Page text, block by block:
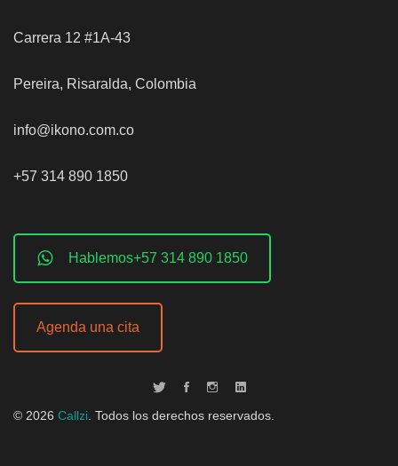
Carrera 12 #1A-43
Pereira, Risaralda, Colombia
info@ikono.com.co
+57 314 890 1850
Hablemos+57 314 890 1850
Agenda una cita
© 2026 Callzi. Todos los derechos reservados.